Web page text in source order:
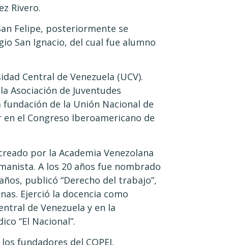
Rivero.
Felipe, posteriormente se
San Ignacio, del cual fue alumno
Central de Venezuela (UCV).
Asociación de Juventudes
fundación de la Unión Nacional de
el Congreso Iberoamericano de
por la Academia Venezolana
A los 20 años fue nombrado
publicó “Derecho del trabajo”,
Ejerció la docencia como
de Venezuela y en la
“El Nacional”.
fundadores del COPEI.